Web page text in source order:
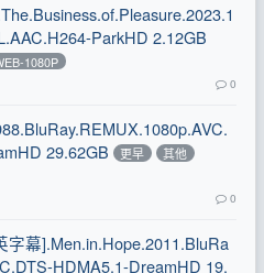
ParkHD 2.12GB
1080P
0
29.62GB
更早
其他
0
幕].Men.in.Hope.2011.BluRa
HDMA5.1-DreamHD 19.